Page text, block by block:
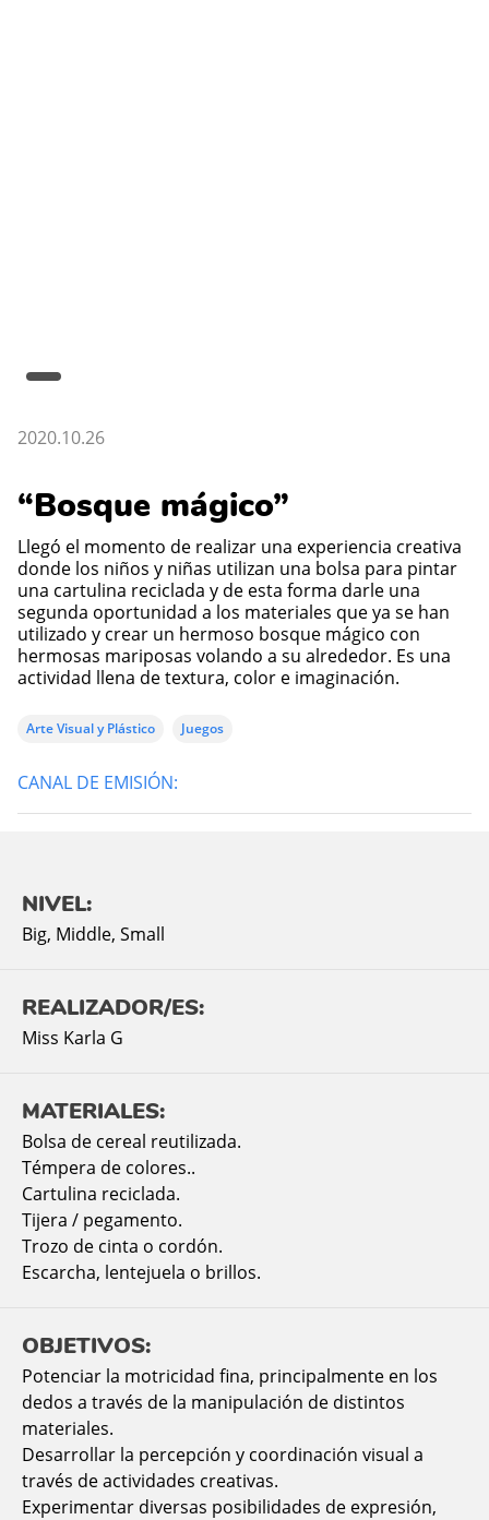
2020.10.26
“Bosque mágico”
Llegó el momento de realizar una experiencia creativa
donde los niños y niñas utilizan una bolsa para pintar
una cartulina reciclada y de esta forma darle una
segunda oportunidad a los materiales que ya se han
utilizado y crear un hermoso bosque mágico con
hermosas mariposas volando a su alrededor. Es una
actividad llena de textura, color e imaginación.
Arte Visual y Plástico Juegos
CANAL DE EMISIÓN:
NIVEL:
Big, Middle, Small
REALIZADOR/ES:
Miss Karla G
MATERIALES:
Bolsa de cereal reutilizada.
Témpera de colores..
Cartulina reciclada.
Tijera / pegamento.
Trozo de cinta o cordón.
Escarcha, lentejuela o brillos.
OBJETIVOS:
Potenciar la motricidad fina, principalmente en los
dedos a través de la manipulación de distintos
materiales.
Desarrollar la percepción y coordinación visual a
través de actividades creativas.
Experimentar diversas posibilidades de expresión,